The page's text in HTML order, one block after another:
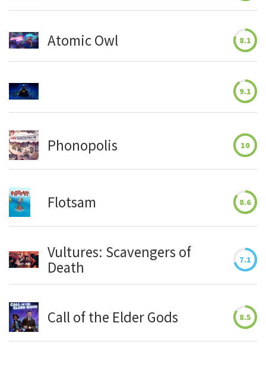
Atomic Owl 8.1
9.1
Phonopolis 10
Flotsam 8.6
Vultures: Scavengers of
Death
7.1
Call of the Elder Gods 8.5